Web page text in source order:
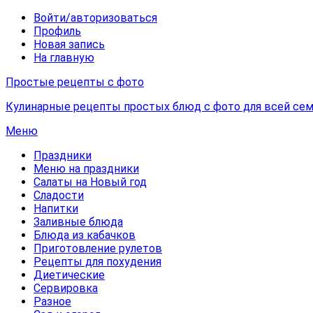
Войти/авторизоваться
Профиль
Новая запись
На главную
Простые рецепты с фото
Кулинарные рецепты простых блюд с фото для всей
Меню
Праздники
Меню на праздники
Салаты на Новый год
Сладости
Напитки
Заливные блюда
Блюда из кабачков
Приготовление рулетов
Рецепты для похудения
Диетические
Сервировка
Разное